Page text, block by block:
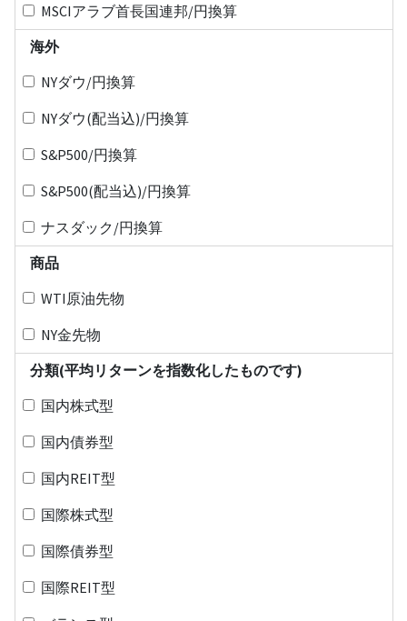
MSCIアラブ首長国連邦/円換算
海外
NYダウ/円換算
NYダウ(配当込)/円換算
S&P500/円換算
S&P500(配当込)/円換算
ナスダック/円換算
商品
WTI原油先物
NY金先物
分類(平均リターンを指数化したものです)
国内株式型
国内債券型
国内REIT型
国際株式型
国際債券型
国際REIT型